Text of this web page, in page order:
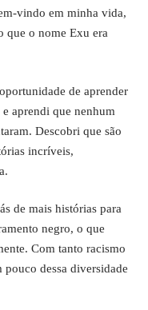
vindo em minha vida,
que o nome Exu era
de aprender
aprendi que nenhum
Descobri que são
incríveis,
de mais histórias para
negro, o que
Com tanto racismo
dessa diversidade